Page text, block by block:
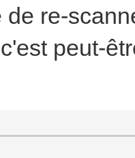
de re-
peut-